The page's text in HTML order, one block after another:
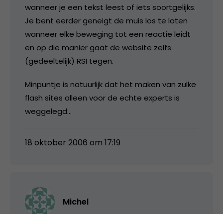
wanneer je een tekst leest of iets soortgelijks.
Je bent eerder geneigt de muis los te laten
wanneer elke beweging tot een reactie leidt
en op die manier gaat de website zelfs
(gedeeltelijk) RSI tegen.
Minpuntje is natuurlijk dat het maken van zulke
flash sites alleen voor de echte experts is
weggelegd…
18 oktober 2006 om 17:19
Michel